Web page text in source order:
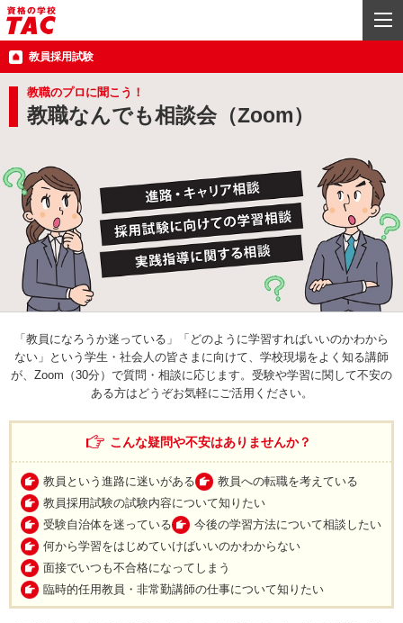
教員採用試験
教職のプロに聞こう！
教職なんでも相談会（Zoom）
「教員になろうか迷っている」「どのように学習すればいいのかわから
ない」という学生・社会人の皆さまに向けて、学校現場をよく知る講師
が、Zoom（30分） で質問・相談に応じます。受験や学習に関して不安の
ある方はどうぞお気軽にご活用ください。
こんな疑問や不安はありませんか？
教員という進路に迷いがある
教員への転職を考えている
教員採用試験の試験内容について知りたい
受験自治体を迷っている
今後の学習方法について相談したい
何から学習をはじめていけばいいのかわからない
面接でいつも不合格になってしまう
臨時的任用教員・非常勤講師の仕事について知りたい